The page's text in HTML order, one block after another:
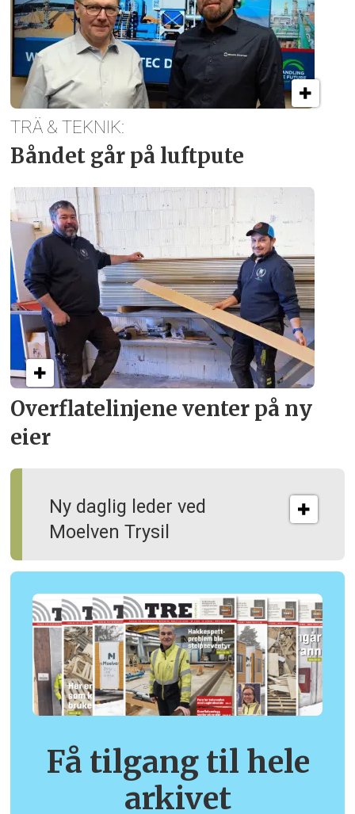
Overflate­linjene venter på ny
eier
Ny daglig leder ved
Moelven Trysil
TRÄ & TEKNIK:
Båndet går på luftpute
Få tilgang til hele
arkivet